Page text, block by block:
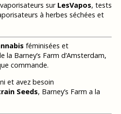
sur LesVapos, tests
à herbes séchées et
féminisées et
Barney’s Farm d’Amsterdam,
commande.
et avez besoin
Seeds, Barney’s Farm a la